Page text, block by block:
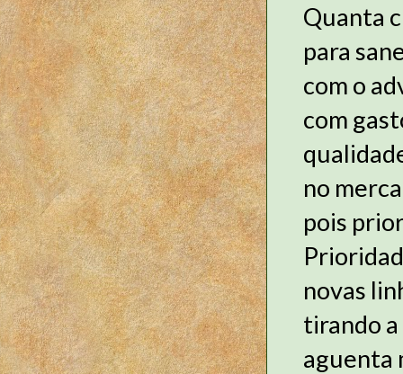
Quanta
para
com o
com
no
pois
novas
tirando
aguenta